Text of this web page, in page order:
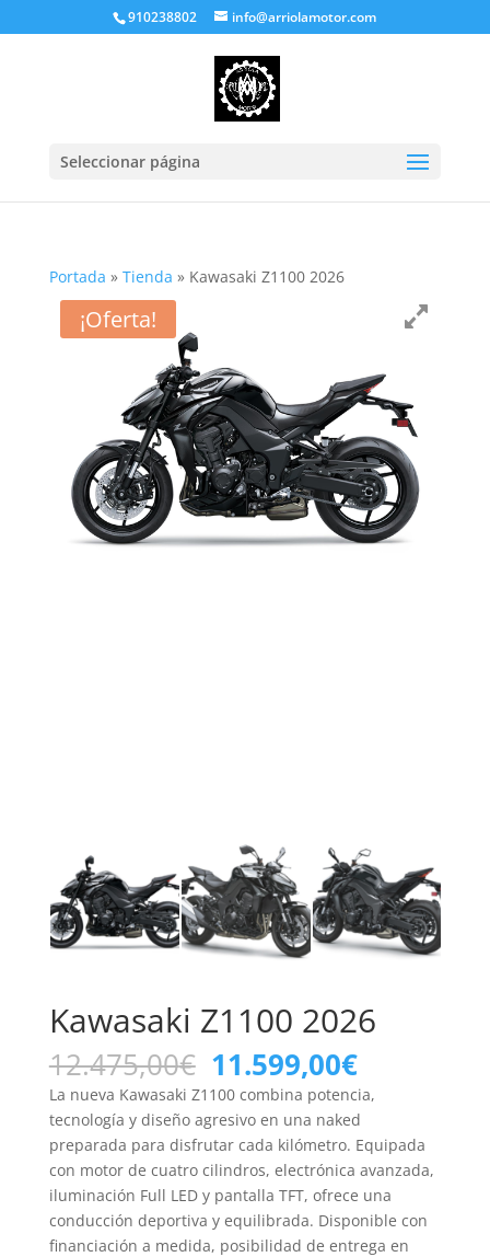
910238802 info@arriolamotor.com
Seleccionar página
Portada » Tienda » Kawasaki Z1100 2026
¡Oferta!
Kawasaki Z1100 2026
12.475,00€ El
precio
original
era:
12.475,00€.
11.599,00€El
precio
actual
es:
La nueva Kawasaki Z1100combina potencia,
tecnología y diseño agresivo en una naked
preparada para disfrutar cada kilómetro. Equipada
con motor de cuatro cilindros, electrónica avanzada,
iluminación Full LED y pantalla TFT, ofrece una
conducción deportiva y equilibrada. Disponible con
financiación a medida, posibilidad de entrega en